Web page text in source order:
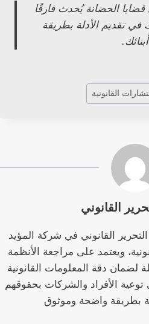
الحضانة يُحدث فارقًا
في تقديم الأدلة بطريقة
القانونية
القانوني
القانوني في شركة المؤيد
ويعتمد على مراجعة الأنظمة
لضمان دقة المعلومات القانونية
الأفراد والشركات بحقوقهم
بطريقة واضحة وموثوق